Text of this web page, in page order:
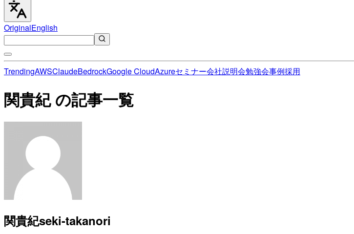
OriginalEnglish
TrendingAWSClaudeBedrockGoogle CloudAzureセミナー会社説明会勉強会事例採用
関貴紀 の記事一覧
関貴紀seki-takanori